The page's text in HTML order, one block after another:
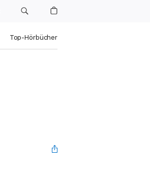
Top-Hörbücher